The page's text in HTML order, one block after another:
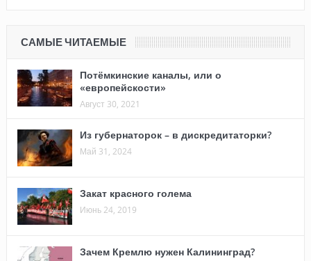
САМЫЕ ЧИТАЕМЫЕ
Потёмкинские каналы, или о
«европейскости»
Август 30, 2021
Из губернаторок – в дискредитаторки?
Май 31, 2024
Закат красного голема
Июнь 24, 2019
Зачем Кремлю нужен Калининград?